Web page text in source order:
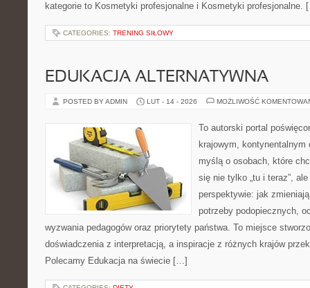
kategorie to Kosmetyki profesjonalne i Kosmetyki profesjonalne.
CATEGORIES: TRENING SIŁOWY
EDUKACJA ALTERNATYWNA
POSTED BY ADMIN LUT - 14 - 2026 MOŻLIWOŚĆ
To autorski portal
krajowym, kontynentalnym
myślą o osobach, które
się nie tylko „tu i teraz”,
perspektywie: jak
potrzeby podopiecznych,
wyzwania pedagogów oraz priorytety państwa. To miejsce
doświadczenia z interpretacją, a inspiracje z różnych krajów
Polecamy Edukacja na świecie […]